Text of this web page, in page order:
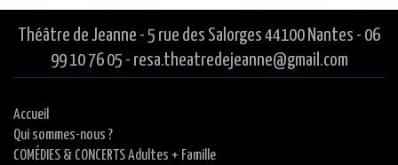
Théâtre de Jeanne - 5 rue des Salorges 44100 Nantes - 06
99 10 76 05 - resa.theatredejeanne@gmail.com
Accueil
Qui sommes-nous ?
COMÉDIES & CONCERTS Adultes + Famille